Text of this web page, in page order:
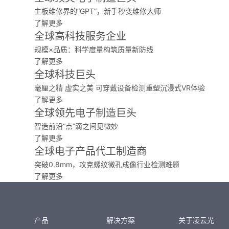
主板维修界的“GPT”，新手秒变维修大师
了解更多
全球高科技服务企业
规模×品质：科学度量构筑质量新防线
了解更多
全球科技巨头
毫厘之精 虚实之美 可穿戴设备检测重塑沉浸式VR体验
了解更多
全球领先电子制造巨头
智造前沿“点”滴之间见微妙
了解更多
全球电子产品代工制造商
突破0.8mm，攻克螺纹微孔成像行业检测难题
了解更多
产品 解决方案 关于凌云光